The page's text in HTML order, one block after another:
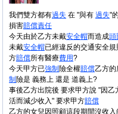
我們雙方都有過失 在 "與有 過失"
損害賠償責任
今天由於乙方未戴安全帽而造成頭
未戴安全帽已經違反的交通安全規
方賠償所有醫療費用?
今天甲方已強制 險全權賠償乙方的
制 險是 義務上 還是 道義上?
事後乙方出院後 要求甲方說 "因乙
活而減少收入" 要求甲方賠償
乙方的女兒因照顧這段期間沒收